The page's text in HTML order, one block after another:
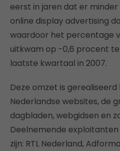
eerst in jaren dat er
online display advertising
waardoor het percentage
uitkwam op -0,6 procent
laatste kwartaal in 2007.
Deze omzet is gerealiseerd
Nederlandse websites, de
dagbladen, webgidsen en
Deelnemende
zijn: RTL Nederland,